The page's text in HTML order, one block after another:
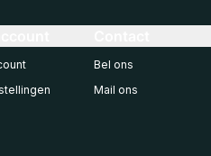
Bel ons
Mail ons